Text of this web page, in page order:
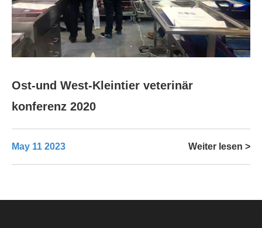
Ost-und West-Kleintier veterinär
konferenz 2020
May 11 2023 Weiter lesen >